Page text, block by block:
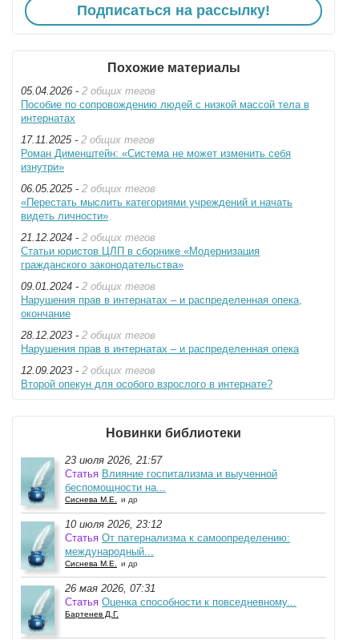
Подписаться на рассылку!
Похожие материалы
05.04.2026 - 2 общих тегов
Пособие по сопровождению людей с низкой массой тела в
интернатах
17.11.2025 - 2 общих тегов
Роман Дименштейн: «Система не может изменить себя
изнутри»
06.05.2025 - 2 общих тегов
«Перестать мыслить категориями учреждений и начать
видеть личности»
21.12.2024 - 2 общих тегов
Статьи юристов ЦЛП в сборнике «Модернизация
гражданского законодательства»
09.01.2024 - 2 общих тегов
Нарушения прав в интернатах – и распределенная опека,
окончание
28.12.2023 - 2 общих тегов
Нарушения прав в интернатах – и распределенная опека
12.09.2023 - 2 общих тегов
Второй опекун для особого взрослого в интернате?
Новинки библиотеки
23 июля 2026, 21:57
Статья Влияние госпитализма и выученной
беспомощности на...
Сиснева М.Е. и др
10 июля 2026, 23:12
Статья От патернализма к самоопределению:
международный...
Сиснева М.Е. и др
26 мая 2026, 07:31
Статья Оценка способности к повседневному...
Бартенев Д.Г.